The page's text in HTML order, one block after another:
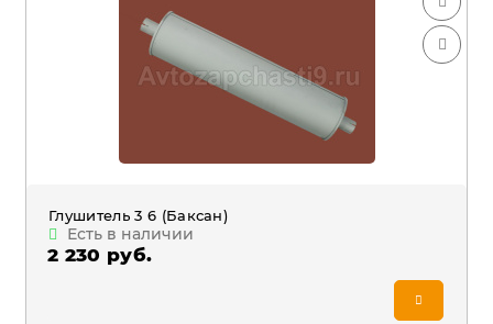
Глушитель 3 6 (Баксан)
Есть в наличии
2 230 руб.